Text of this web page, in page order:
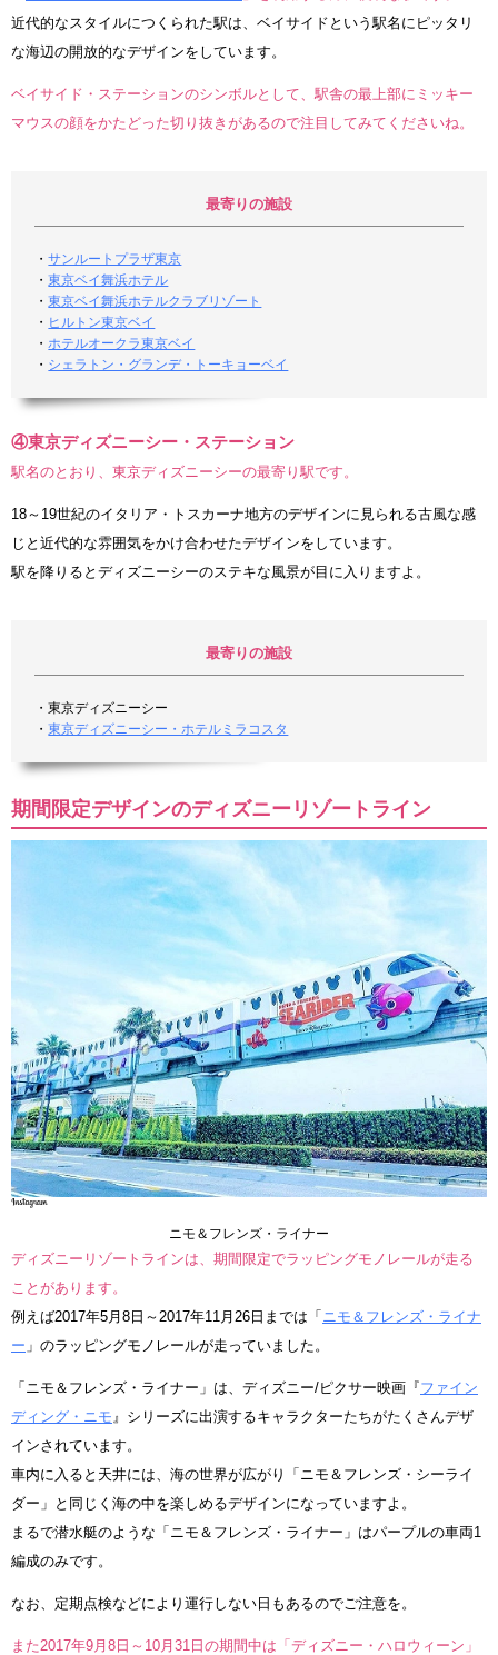
近代的なスタイルにつくられた駅は、ベイサイドという駅名にピッタリ
な海辺の開放的なデザインをしています。
ベイサイド・ステーションのシンボルとして、駅舎の最上部にミッキー
マウスの顔をかたどった切り抜きがあるので注目してみてくださいね。
最寄りの施設
・サンルートプラザ東京
・東京ベイ舞浜ホテル
・東京ベイ舞浜ホテルクラブリゾート
・ ヒルトン東京ベイ
・ホテルオークラ東京ベイ
・ シェラトン・グランデ・トーキョーベイ
④東京ディズニーシー・ステーション
駅名のとおり、東京ディズニーシーの最寄り駅です。
18～19世紀のイタリア・トスカーナ地方のデザインに見られる古風な感
じと近代的な雰囲気をかけ合わせたデザインをしています。
駅を降りるとディズニーシーのステキな風景が目に入りますよ。
最寄りの施設
・東京ディズニーシー
・東京ディズニーシー・ホテルミラコスタ
期間限定デザインのディズニーリゾートライン
ニモ＆フレンズ・ライナー
ディズニーリゾートラインは、期間限定でラッピングモノレールが走る
ことがあります。
例えば2017年5月8日～2017年11月26日までは「 ニモ＆フレンズ・ライナ
ー 」のラッピングモノレールが走っていました。
「ニモ＆フレンズ・ライナー」は、ディズニー/ピクサー映画『ファイン
ディング・ニモ 』シリーズに出演するキャラクターたちがたくさんデザ
インされています。
車内に入ると天井には、海の世界が広がり「ニモ＆フレンズ・シーライ
ダー」と同じく海の中を楽しめるデザインになっていますよ。
まるで潜水艇のような「ニモ＆フレンズ・ライナー」はパープルの車両1
編成のみです。
なお、定期点検などにより運行しない日もあるのでご注意を。
また2017年9月8日～10月31日の期間中は「ディズニー・ハロウィーン」